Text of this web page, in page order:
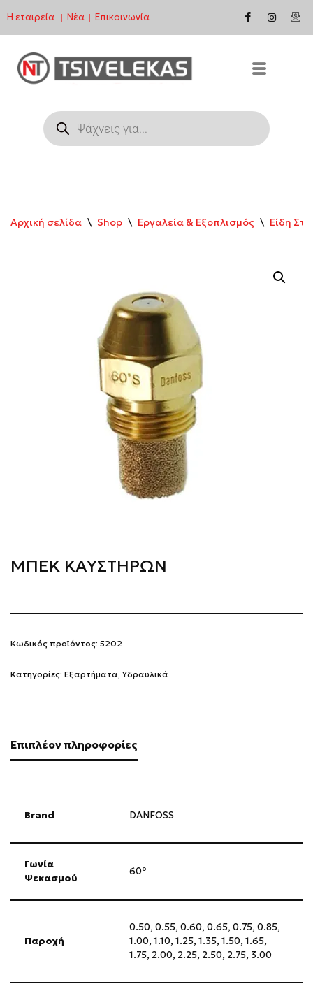
Μεταπηδήστε
στο
περιεχόμενο
Η εταιρεία | Νέα | Επικοινωνία
Αρχική σελίδα \ Shop \ Εργαλεία & Εξοπλισμός \ Είδη
ΜΠΕΚ ΚΑΥΣΤΗΡΩΝ
Κωδικός προϊόντος: 5202
Κατηγορίες: Εξαρτήματα Υδραυλικά
Επιπλέον πληροφορίες
Brand DANFOSS
Γωνία
Ψεκασμού
60º
Παροχή
0.50, 0.55, 0.60, 0.65, 0.75, 0.85,
1.00, 1.10, 1.25, 1.35, 1.50, 1.65,
1.75, 2.00, 2.25, 2.50, 2.75, 3.00